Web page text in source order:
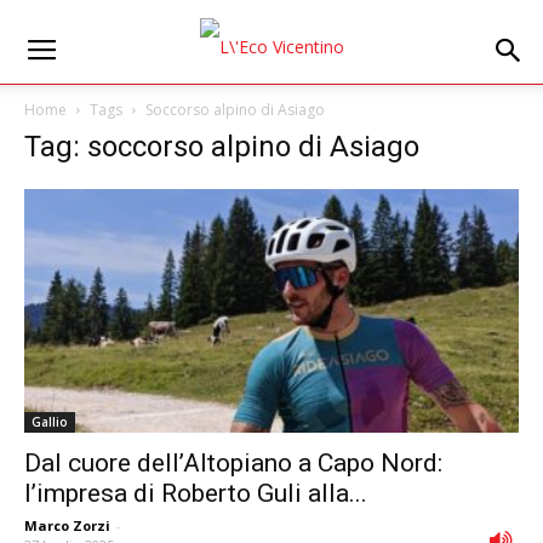
Home Tags Soccorso alpino di Asiago
Tag: soccorso alpino di Asiago
Gallio
Dal cuore dell’Altopiano a Capo Nord:
l’impresa di Roberto Guli alla...
Marco Zorzi -